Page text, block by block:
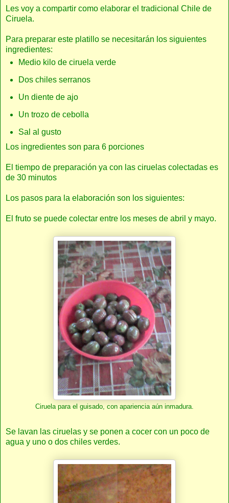
Les voy a compartir como elaborar el tradicional Chile de
Ciruela.
Para preparar este platillo se necesitarán los siguientes
ingredientes:
Medio kilo de ciruela verde
Dos chiles serranos
Un diente de ajo
Un trozo de cebolla
Sal al gusto
Los ingredientes son para 6 porciones
El tiempo de preparación ya con las ciruelas colectadas es
de 30 minutos
Los pasos para la elaboración son los siguientes:
El fruto se puede colectar entre los meses de abril y mayo.
Ciruela para el guisado, con apariencia aún inmadura.
Se lavan las ciruelas y se ponen a cocer con un poco de
agua y uno o dos chiles verdes.